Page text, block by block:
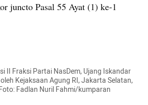
juncto Pasal 55 Ayat (1) ke-1
II Fraksi Partai NasDem, Ujang Iskandar
Kejaksaan Agung RI, Jakarta Selatan,
Fadlan Nuril Fahmi/kumparan